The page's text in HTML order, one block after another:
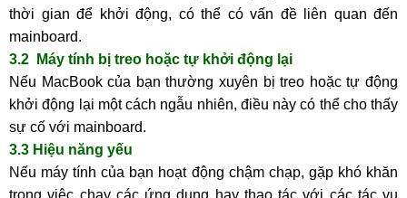
thời gian để khởi động, có thể có vấn đề liên quan đến
mainboard.
3.2 Máy tính bị treo hoặc tự khởi động lại
Nếu MacBook của bạn thường xuyên bị treo hoặc tự động
khởi động lại một cách ngẫu nhiên, điều này có thể cho thấy
sự cố với mainboard.
3.3 Hiệu năng yếu
Nếu máy tính của bạn hoạt động chậm chạp, gặp khó khăn
trong việc chạy các ứng dụng hay thao tác với các tác vụ